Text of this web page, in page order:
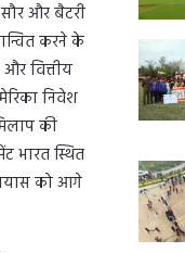
और बैटरी
करने के
वित्तीय
निवेश
की
भारत स्थित
को आगे